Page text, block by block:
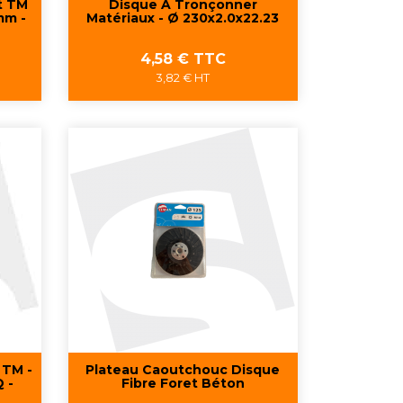
TM
-
Disque À Tronçonner
Matériaux - Ø 230x2.0x22.23
Prix
4,58 € TTC
3,82 € HT
-
-
Plateau Caoutchouc Disque
Fibre Foret Béton